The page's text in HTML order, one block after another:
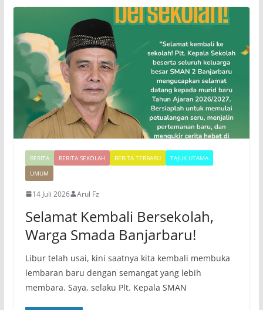
BERITA BERITA SEKOLAH BERITA TERBARU
TAJUK UTAMA
UMUM
14 Juli 2026 Arul Fz
Selamat Kembali Bersekolah,
Warga Smada Banjarbaru!
Libur telah usai, kini saatnya kita kembali membuka
lembaran baru dengan semangat yang lebih
membara. Saya, selaku Plt. Kepala SMAN